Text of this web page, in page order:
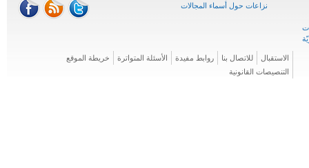
نزاعات حول أسماء المجالات
الاستقبال للاتصال بنا روابط مفيدة الأسئلة المتواترة
خريطة الموقع
التنصيصات القانونية